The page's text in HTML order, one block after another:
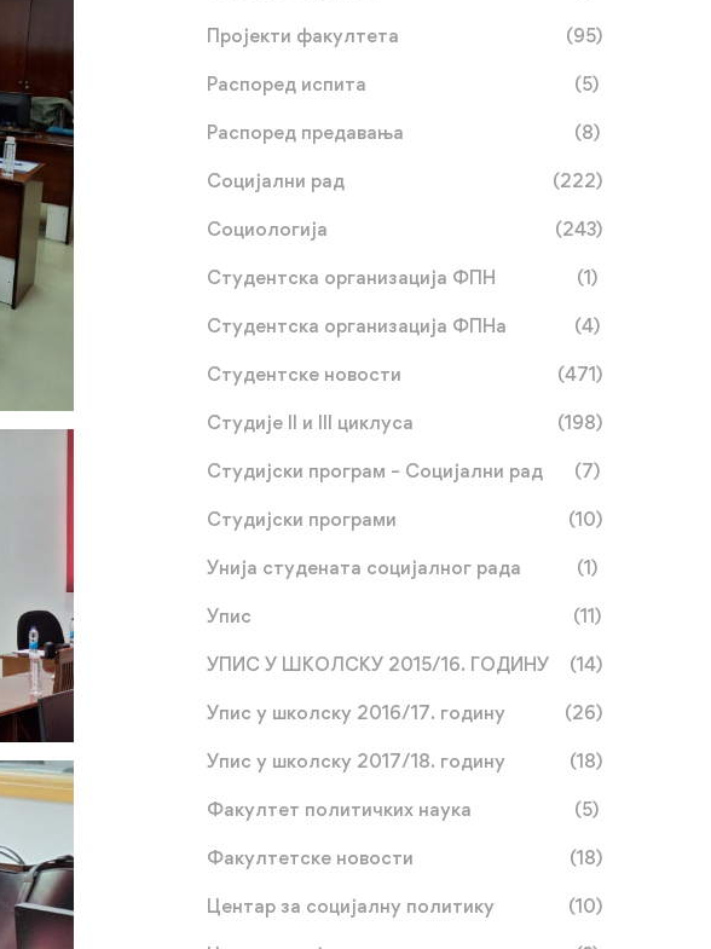
Пројекти факултета (95)
Распоред испита (5)
Распоред предавања (8)
Социјални рад (222)
Социологија (243)
Студентска организација ФПН (1)
Студентска организација ФПНа (4)
Студентске новости (471)
Студије II и III циклуса (198)
Студијски програм – Социјални рад (7)
Студијски програми (10)
Унија студената социјалног рада (1)
Упис (11)
УПИС У ШКОЛСКУ 2015/16. ГОДИНУ (14)
Упис у школску 2016/17. годину (26)
Упис у школску 2017/18. годину (18)
Факултет политичких наука (5)
Факултетске новости (18)
Центар за социјалну политику (10)